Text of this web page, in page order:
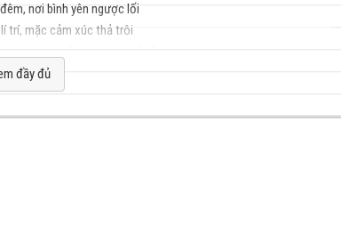
nơi bình yên ngược lối
trí, mặc cảm xúc thả trôi
trong mắt đời như kẻ chết rồi!
ta không dị biệt…
của bản thân mình cho người khác biết
và cứ chân thành sẽ được hiểu thấu!
đầy đủ